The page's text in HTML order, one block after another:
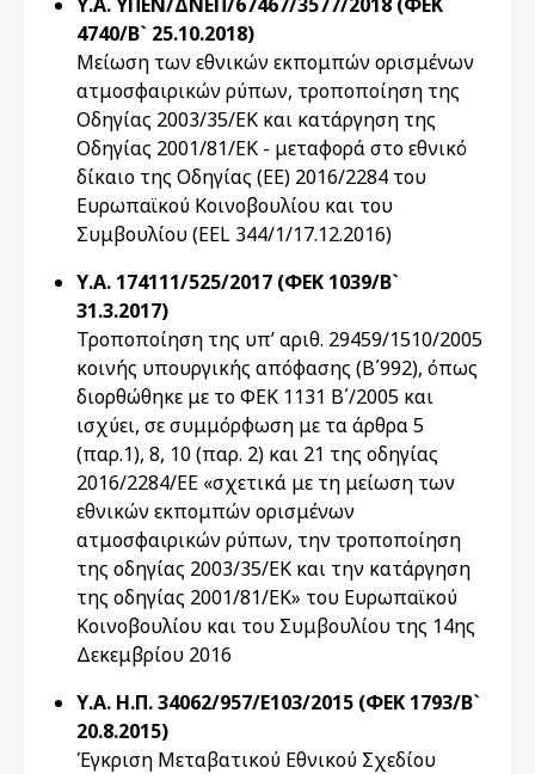
4740/Β` 25.10.2018)
Μείωση των εθνικών εκπομπών ορισμένων
ατμοσφαιρικών ρύπων, τροποποίηση της
Οδηγίας 2003/35/ΕΚ και κατάργηση της
Οδηγίας 2001/81/ΕΚ - μεταφορά στο εθνικό
δίκαιο της Οδηγίας (ΕΕ) 2016/2284 του
Ευρωπαϊκού Κοινοβουλίου και του
Συμβουλίου (EEL 344/1/17.12.2016)
Υ.Α. 174111/525/2017 (ΦΕΚ 1039/Β`
31.3.2017)
Τροποποίηση της υπ’ αριθ. 29459/1510/2005
κοινής υπουργικής απόφασης (Β΄992), όπως
διορθώθηκε με το ΦΕΚ 1131 Β΄/2005 και
ισχύει, σε συμμόρφωση με τα άρθρα 5
(παρ.1), 8, 10 (παρ. 2) και 21 της οδηγίας
2016/2284/ΕΕ «σχετικά με τη μείωση των
εθνικών εκπομπών ορισμένων
ατμοσφαιρικών ρύπων, την τροποποίηση
της οδηγίας 2003/35/ΕΚ και την κατάργηση
της οδηγίας 2001/81/ΕΚ» του Ευρωπαϊκού
Κοινοβουλίου και του Συμβουλίου της 14ης
Δεκεμβρίου 2016
Υ.Α. Η.Π. 34062/957/Ε103/2015 (ΦΕΚ 1793/Β`
20.8.2015)
Έγκριση Μεταβατικού Εθνικού Σχεδίου